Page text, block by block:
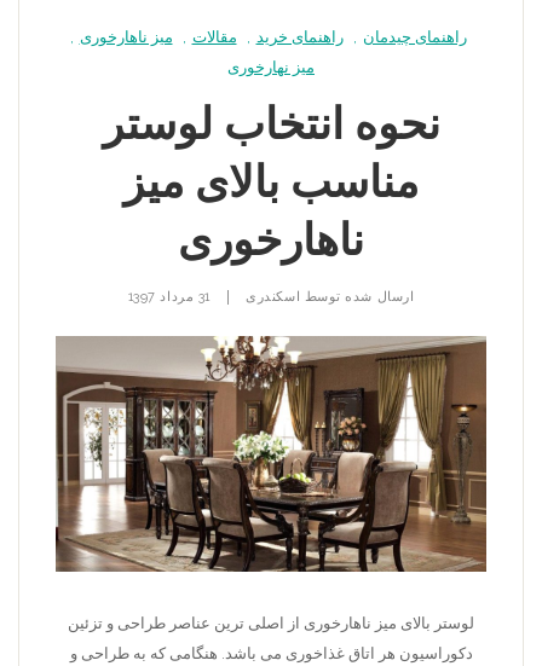
راهنمای چیدمان راهنمای خرید مقالات میز ناهارخوری
میز نهارخوری
نحوه انتخاب لوستر
مناسب بالای میز
ناهارخوری
ارسال شده توسط اسکندری 31 مرداد 1397
لوستر بالای میز ناهارخوری از اصلی ترین عناصر طراحی و تزئین
دکوراسیون هر اتاق غذاخوری می باشد. هنگامی که به طراحی و